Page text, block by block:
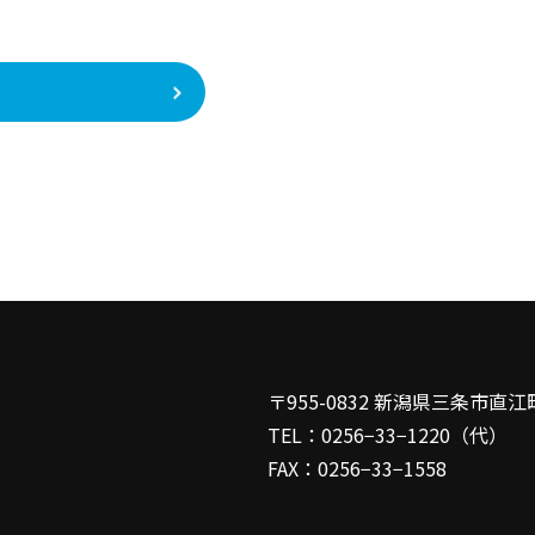
〒955-0832 新潟県三条市直
TEL： 0256−33−1220（代）
FAX：0256−33−1558